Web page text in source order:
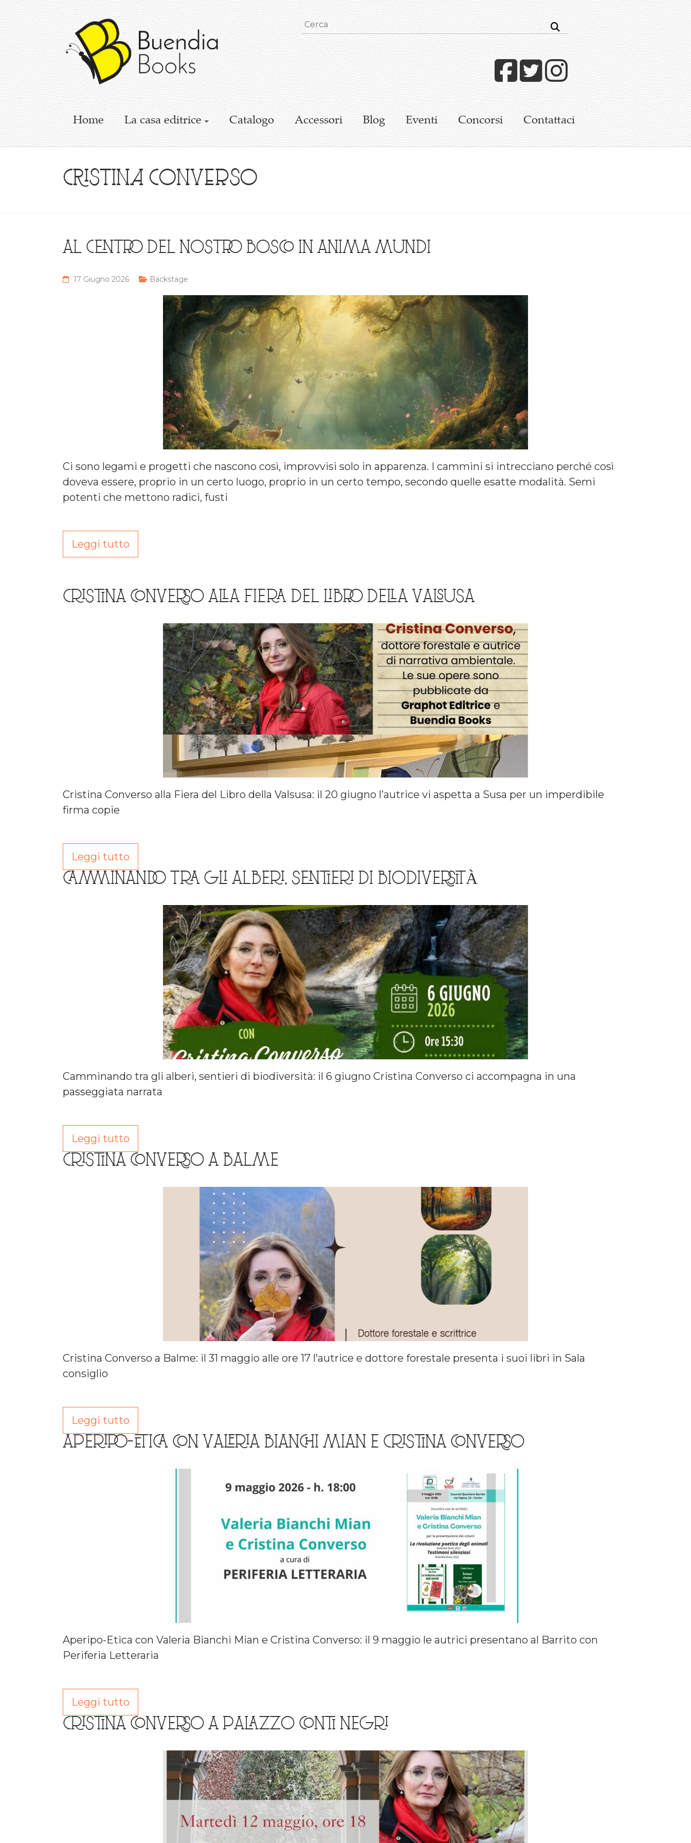
Buendia
Books
Facebook
Twitter
Home La casa editrice Catalogo Accessori Blog Eventi Concorsi Contattaci
Cristina Converso
AL CENTRO DEL NOSTRO BOSCO IN ANIMA MUNDI
17 Giugno 2026 Backstage
Ci sono legami e progetti che nascono così, improvvisi solo in apparenza. I cammini si intrecciano perché così
doveva essere, proprio in un certo luogo, proprio in un certo tempo, secondo quelle esatte modalità. Semi
potenti che mettono radici, fusti
Leggi tutto
CRISTINA CONVERSO ALLA FIERA DEL LIBRO DELLA VALSUSA
Cristina Converso alla Fiera del Libro della Valsusa: il 20 giugno l’autrice vi aspetta a Susa per un imperdibile
firma copie
Leggi tutto
CAMMINANDO TRA GLI ALBERI, SENTIERI DI BIODIVERSITÀ
Camminando tra gli alberi, sentieri di biodiversità: il 6 giugno Cristina Converso ci accompagna in una
passeggiata narrata
Leggi tutto
CRISTINA CONVERSO A BALME
Cristina Converso a Balme: il 31 maggio alle ore 17 l’autrice e dottore forestale presenta i suoi libri in Sala
consiglio
Leggi tutto
APERIPO-ETICA CON VALERIA BIANCHI MIAN E CRISTINA CONVERSO
Aperipo-Etica con Valeria Bianchi Mian e Cristina Converso: il 9 maggio le autrici presentano al Barrito con
Periferia Letteraria
Leggi tutto
CRISTINA CONVERSO A PALAZZO CONTI NEGRI